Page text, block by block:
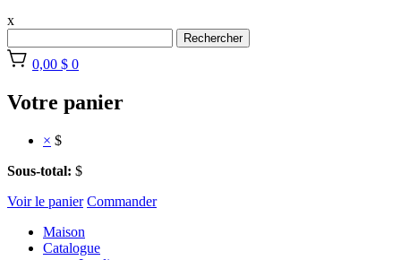
x
Rechercher
0,00 $ 0
Votre panier
× $
Sous-total: $
Voir le panier Commander
Maison
Catalogue